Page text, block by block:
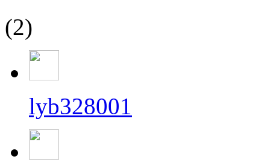
(2)
lyb328001